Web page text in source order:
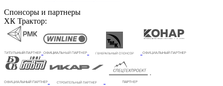
Спонсоры и партнеры
ХК Трактор: